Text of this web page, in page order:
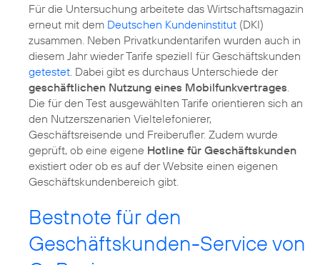
Für die Untersuchung arbeitete das Wirtschaftsmagazin
erneut mit dem Deutschen Kundeninstitut (DKI)
zusammen. Neben Privatkundentarifen wurden auch in
diesem Jahr wieder Tarife speziell für Geschäftskunden
getestet . Dabei gibt es durchaus Unterschiede der
geschäftlichen Nutzung eines Mobilfunkvertrages
Die für den Test ausgewählten Tarife orientieren sich an
den Nutzerszenarien Vieltelefonierer,
Geschäftsreisende und Freiberufler. Zudem wurde
geprüft, ob eine eigene Hotline für Geschäftskunden
existiert oder ob es auf der Website einen eigenen
Geschäftskundenbereich gibt.
Bestnote für den
Geschäftskunden-Service von